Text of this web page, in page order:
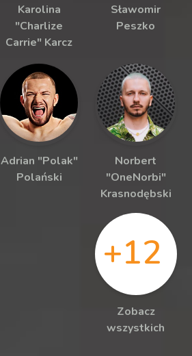
Karolina
"Charlize
Carrie" Karcz
Sławomir
Peszko
Adrian "Polak"
Polański
Norbert
"OneNorbi"
Krasnodębski
+12
Zobacz
wszystkich